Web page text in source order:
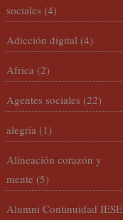
sociales (4)
Adicción digital (4)
Africa (2)
Agentes sociales (22)
alegría (1)
Alineación corazón y
mente (5)
Alumni Continuidad IESE